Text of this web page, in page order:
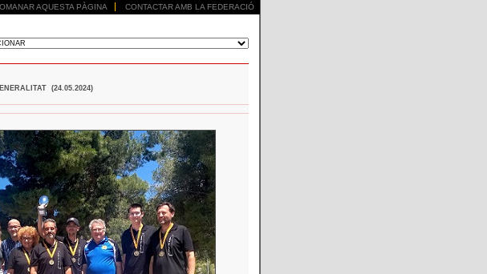
AQUESTA PÀGINA CONTACTAR AMB LA FEDERACIÓ
(24.05.2024)